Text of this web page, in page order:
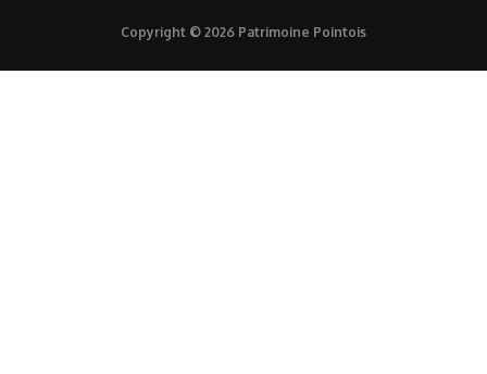
Copyright © 2026 Patrimoine Pointois